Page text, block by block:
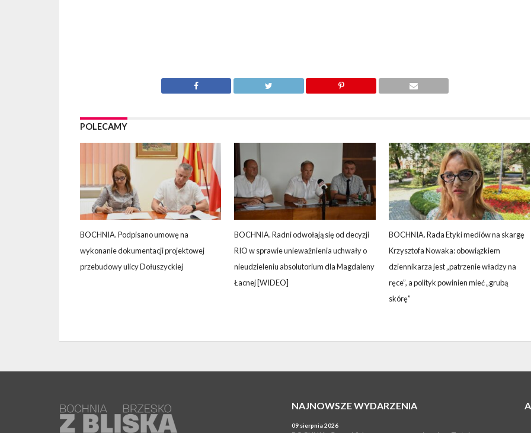
POLECAMY
BOCHNIA. Podpisano umowę na
wykonanie dokumentacji projektowej
przebudowy ulicy Dołuszyckiej
BOCHNIA. Radni odwołają się od decyzji
RIO w sprawie unieważnienia uchwały o
nieudzieleniu absolutorium dla Magdaleny
Łacnej [WIDEO]
BOCHNIA. Rada Etyki mediów na skargę
Krzysztofa Nowaka: obowiązkiem
dziennikarza jest „patrzenie władzy na
ręce”, a polityk powinien mieć „grubą
skórę”
NAJNOWSZE WYDARZENIA
09 sierpnia 2026